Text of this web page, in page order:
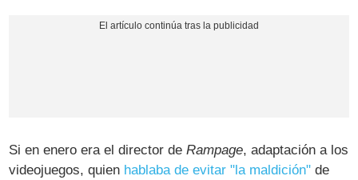
Si en enero era el director deRampage, adaptación a los
videojuegos, quien hablaba de evitar "la maldición" de